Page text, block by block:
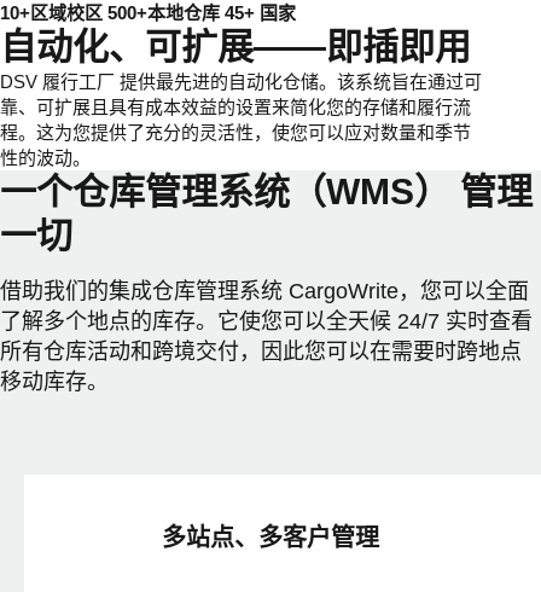
10+区域校区 500+本地仓库 45+ 国家
自动化、可扩展——即插即用
DSV 履行工厂 提供最先进的自动化仓储。该系统旨在通过可
靠、可扩展且具有成本效益的设置来简化您的存储和履行流
程。这为您提供了充分的灵活性，使您可以应对数量和季节
性的波动。
一个仓库管理系统（WMS） 管理
一切
借助我们的集成仓库管理系统 CargoWrite，您可以全面
了解多个地点的库存。它使您可以全天候 24/7 实时查看
所有仓库活动和跨境交付，因此您可以在需要时跨地点
移动库存。
多站点、多客户管理